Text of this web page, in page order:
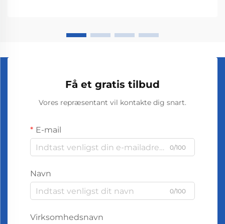
Få et gratis tilbud
Vores repræsentant vil kontakte dig snart.
E-mail
0/100
Navn
0/100
Virksomhedsnavn